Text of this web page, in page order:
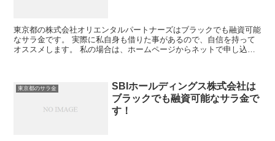
東京都の株式会社オリエンタルパートナーズはブラックでも融資可能
なサラ金です。 実際に私自身も借りた事があるので、自信を持って
オススメします。 私の場合は、ホームページからネットで申し込み
東京都のサラ金
SBIホールディングス株式会社は
ブラックでも融資可能なサラ金で
す！